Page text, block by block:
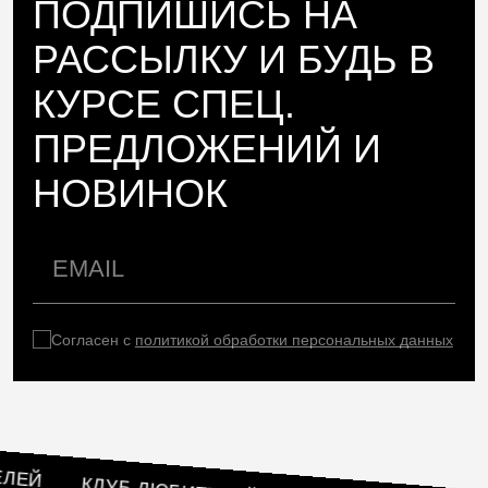
ПОДПИШИСЬ НА
РАССЫЛКУ И БУДЬ В
КУРСЕ СПЕЦ.
ПРЕДЛОЖЕНИЙ И
НОВИНОК
Согласен с политикой обработки персональных данных